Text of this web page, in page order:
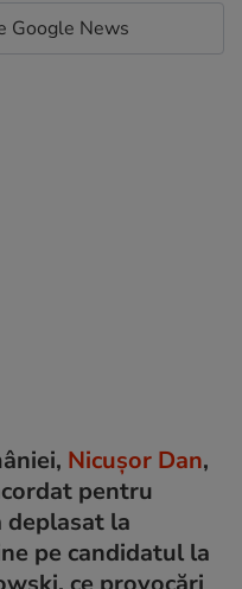
Google News
Nicușor Dan,
pentru
deplasat la
pe candidatul la